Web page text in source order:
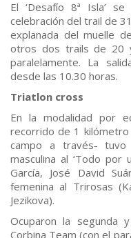
El ‘Desafío 8ª Isla’
celebración del trail de
explanada del muelle
otros dos trails de 20
paralelamente. La
desde las 10.30 horas.
Triatlon cross
En la modalidad por
recorrido de 1
campo a través- tuvo
masculina al ‘Todo por
García, José David
femenina al Trirosas
Jezikova).
Ocuparon la segunda
Corbina Team (con el